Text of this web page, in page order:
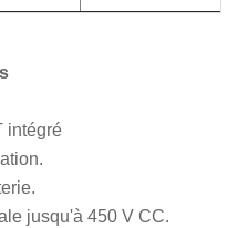
intégré
jusqu'à 450 V CC.